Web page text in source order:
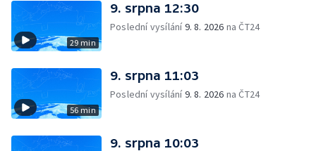
29 min
9. srpna 12:30
Poslední vysílání9. 8. 2026 na ČT24
56 min
9. srpna 11:03
Poslední vysílání9. 8. 2026 na ČT24
9. srpna 10:03